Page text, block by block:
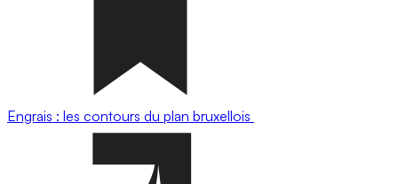
Engrais : les contours du plan bruxellois